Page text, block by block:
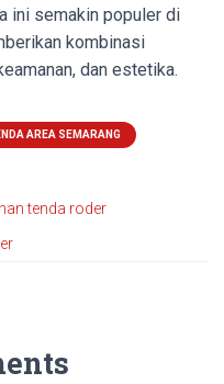
ini semakin populer di
kombinasi
dan estetika.
AREA SEMARANG
tenda roder